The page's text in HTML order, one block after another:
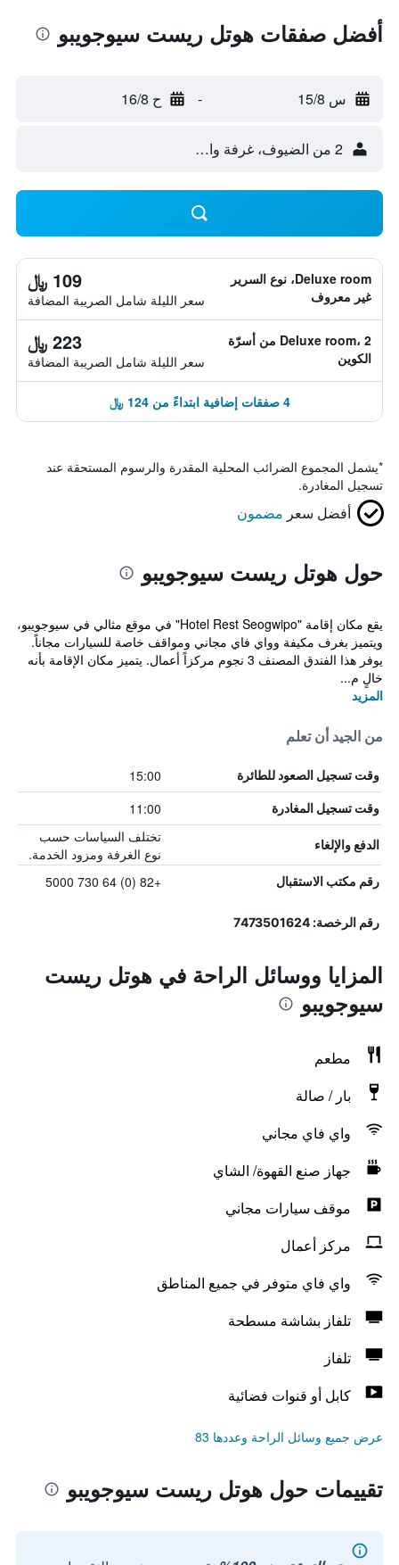
أفضل صفقات هوتل ريست سيوجويبو
س 15/8 - ح 16/8
2 من الضيوف، غرفة واحدة
Deluxe room، نوع السرير
غير معروف
109 ﷼
سعر الليلة شامل الصريبة المضافة
Deluxe room، 2 من أسرّة
الكوين
223 ﷼
سعر الليلة شامل الصريبة المضافة
4 صفقات إضافية ابتداءً من 124 ﷼
*يشمل المجموع الضرائب المحلية المقدرة والرسوم المستحقة عند
تسجيل المغادرة.
أفضل سعر مضمون
حول هوتل ريست سيوجويبو
يقع مكان إقامة "Hotel Rest Seogwipo" في موقع مثالي في سيوجويبو،
ويتميز بغرف مكيفة وواي فاي مجاني ومواقف خاصة للسيارات مجاناً.
يوفر هذا الفندق المصنف 3 نجوم مركزاً أعمال. يتميز مكان الإقامة بأنه
خالٍ م...
المزيد
من الجيد أن تعلم
وقت تسجيل الصعود للطائرة 15:00
وقت تسجيل المغادرة 11:00
الدفع والإلغاء
تختلف السياسات حسب
نوع الغرفة ومزود الخدمة.
رقم مكتب الاستقبال +82 (0) 64 730 5000
رقم الرخصة: 7473501624
المزايا ووسائل الراحة في هوتل ريست
سيوجويبو
مطعم
بار / صالة
واي فاي مجاني
جهاز صنع القهوة/ الشاي
موقف سيارات مجاني
مركز أعمال
واي فاي متوفر في جميع المناطق
تلفاز بشاشة مسطحة
تلفاز
كابل أو قنوات فضائية
عرض جميع وسائل الراحة وعددها 83
تقييمات حول هوتل ريست سيوجويبو